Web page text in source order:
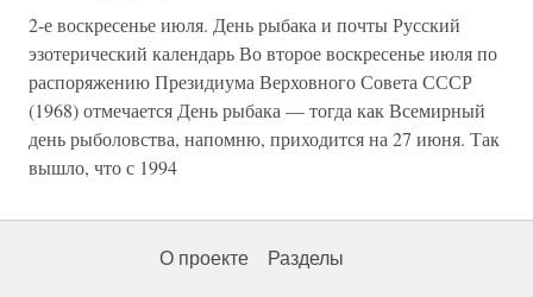
2-е воскресенье июля. День рыбака и почты Русский
эзотерический календарь Во второе воскресенье июля по
распоряжению Президиума Верховного Совета СССР
(1968) отмечается День рыбака — тогда как Всемирный
день рыболовства, напомню, приходится на 27 июня. Так
вышло, что с 1994
О проекте Разделы